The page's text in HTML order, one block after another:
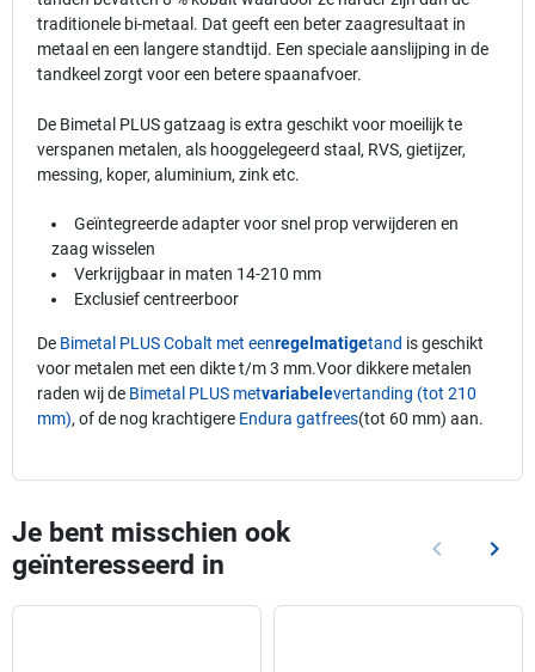
traditionele bi-metaal. Dat geeft een beter zaagresultaat in
metaal en een langere standtijd. Een speciale aanslijping in de
tandkeel zorgt voor een betere spaanafvoer.
De Bimetal PLUS gatzaag is extra geschikt voor moeilijk te
verspanen metalen, als hooggelegeerd staal, RVS, gietijzer,
messing, koper, aluminium, zink etc.
Geïntegreerde adapter voor snel prop verwijderen en
zaag wisselen
Verkrijgbaar in maten 14-210 mm
Exclusief centreerboor
De Bimetal PLUS Cobalt met eenregelmatigetand is geschikt
voor metalen met een dikte t/m 3 mm.Voor dikkere metalen
raden wij de Bimetal PLUS metvariabelevertanding (tot 210
mm), of de nog krachtigere Endura gatfrees(tot 60 mm) aan.
Je bent misschien ook
geïnteresseerd in
Vorige
keyboard_arrow_left keyboard_arrow_right